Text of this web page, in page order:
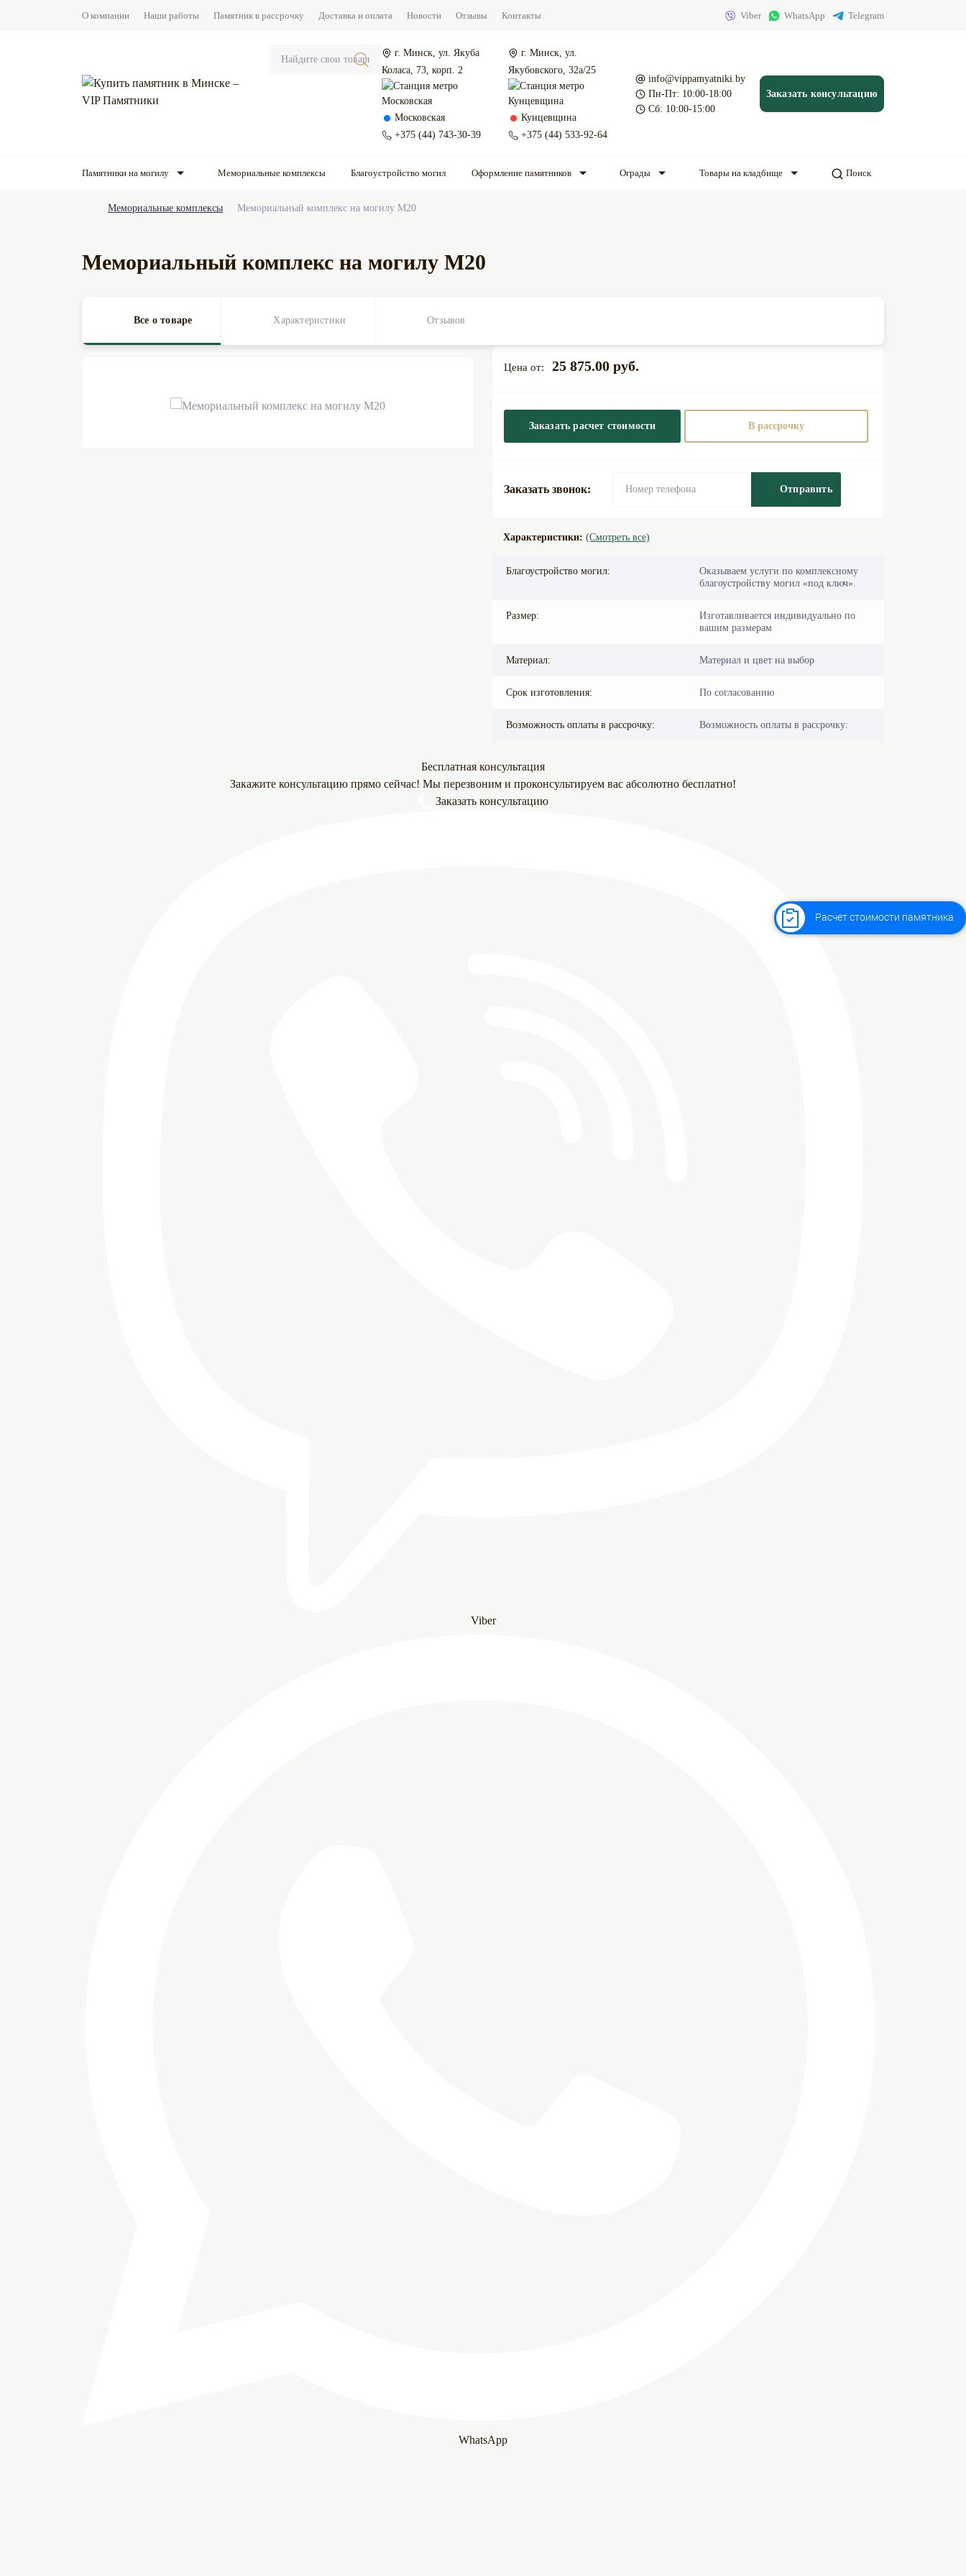
О компании Наши работы Памятник в рассрочку Доставка и оплата Новости Отзывы Контакты Viber WhatsApp Telegram
г. Минск, ул. Якуба
Коласа, 73, корп. 2
Московская
+375 (44) 743-30-39
г. Минск, ул.
Якубовского, 32а/25
Кунцевщина
+375 (44) 533-92-64
info@vippamyatniki.by
Пн-Пт: 10:00-18:00
Сб: 10:00-15:00
Заказать консультацию
Памятники на могилу Мемориальные комплексы Благоустройство могил Оформление памятников Ограды Товары на кладбище Поиск
Мемориальные комплексы Мемориальный комплекс на могилу М20
Мемориальный комплекс на могилу М20
Все о товаре Характеристики Отзывов
25 875.00 руб.
Заказать расчет стоимости В рассрочку
Заказать звонок: Отправить
Характеристики: (Смотреть все)
Благоустройство могил:
Оказываем услуги по комплексному
благоустройству могил «под ключ».
Размер:
Изготавливается индивидуально по
вашим размерам
Материал: Материал и цвет на выбор
Срок изготовления: По согласованию
Возможность оплаты в рассрочку: Возможность оплаты в рассрочку:
Бесплатная консультация
Закажите консультацию прямо сейчас! Мы перезвоним и проконсультируем вас абсолютно бесплатно!
Заказать консультацию
Viber
WhatsApp
Расчет стоимости памятника